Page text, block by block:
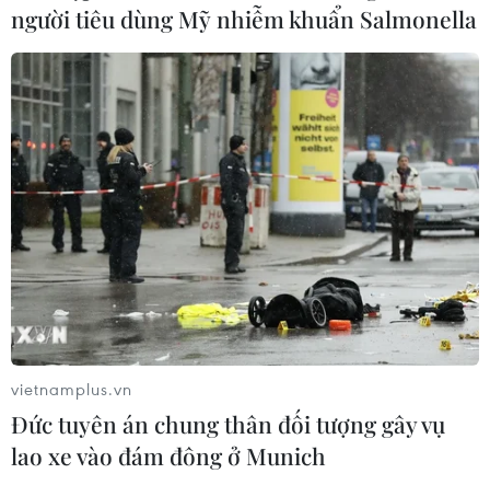
Giá dầu thế giới giảm gần 4% do lo ngại
dịch COVID-19 lan rộng
25/02/2020 02:13
Dịch COVID-19 đang lây lan sang nhiều nước với tốc độ
nhanh khiến chứng khoán toàn cầu nối dài đà giảm,
còn giá dầu cũng hạ mạnh khi giới đầu tư dự đoán nhu
cầu dầu mỏ sẽ chịu tác động tiêu cực.
người tiêu dùng Mỹ nhiễm khuẩn Salmonella
vietnamplus.vn
Đức tuyên án chung thân đối tượng gây vụ
lao xe vào đám đông ở Munich